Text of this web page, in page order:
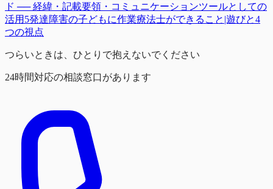
ド ── 経緯・記載要領・コミュニケーションツールとしての
活用 5発達障害の子どもに作業療法士ができること|遊びと4
つの視点
つらいときは、ひとりで抱えないでください
24時間対応の相談窓口があります